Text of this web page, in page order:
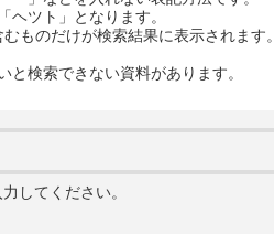
ツト」となります。
ものだけが検索結果に表示されます。
検索できない資料があります。
してください。